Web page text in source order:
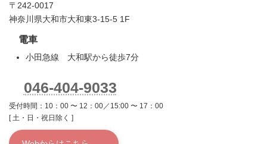
〒242-0017
神奈川県大和市大和東3-15-5 1F
電車
小田急線 大和駅から徒歩7分
046-404-9033
受付時間：10：00 〜 12：00／15:00 〜 17：00
[ 土・日・祝日除く ]